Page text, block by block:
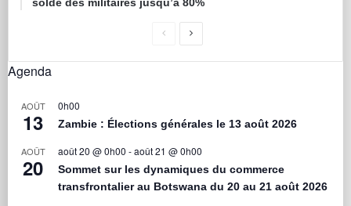
Agenda
AOÛT
13
0h00
Zambie : Élections générales le 13 août 2026
AOÛT
20
août 20 @ 0h00 -août 21 @ 0h00
Sommet sur les dynamiques du commerce
transfrontalier au Botswana du 20 au 21 août 2026